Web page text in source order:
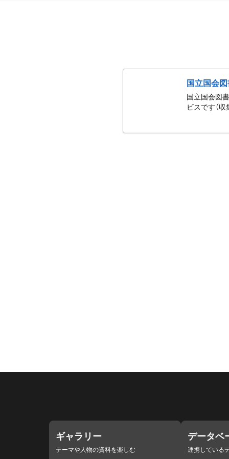
国立国会
国立国会図
ビスです（
ギャラリー
テーマや人物の資料を楽しむ
データベ
連携している